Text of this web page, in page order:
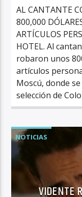
AL CANTANTE
800,000
ARTÍCULOS
HOTEL. Al
robaron unos
artículos
Moscú, donde
selección de
NOTICIAS
VIDENTE